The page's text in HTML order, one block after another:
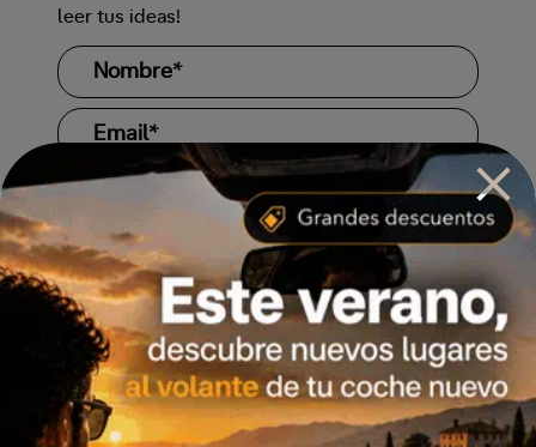
leer tus ideas!
*Campos obligatorios
Acepto laPolítica de privacidad
y el envío
de comunicaciones informativas.
Enviar propuesta